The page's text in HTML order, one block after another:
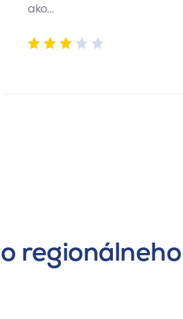
ako…
regionálneho